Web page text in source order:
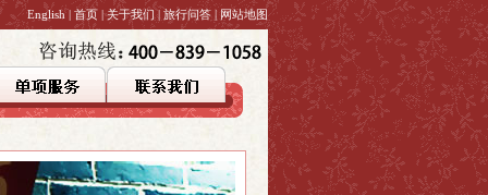
English| 首页 |关于我们| 旅行问答 | 网站地图